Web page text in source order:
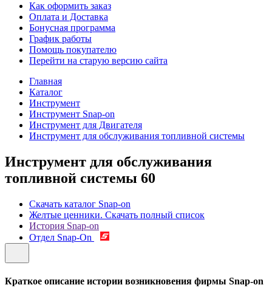
Как оформить заказ
Оплата и Доставка
Бонусная программа
График работы
Помощь покупателю
Перейти на старую версию сайта
Главная
Каталог
Инструмент
Инструмент Snap-on
Инструмент для Двигателя
Инструмент для обслуживания топливной системы
Инструмент для обслуживания
топливной системы 60
Скачать каталог Snap-on
Желтые ценники. Скачать полный список
История Snap-on
Отдел Snap-On
Краткое описание истории возникновения фирмы Snap-on